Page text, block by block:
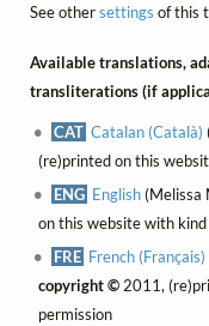
See othersettings of this
Available translations,
transliterations (if
CAT Catalan (Català)
(re)printed on this
ENG English(Melissa
on this website with
FRE French (Français)
copyright ©2011,
permission